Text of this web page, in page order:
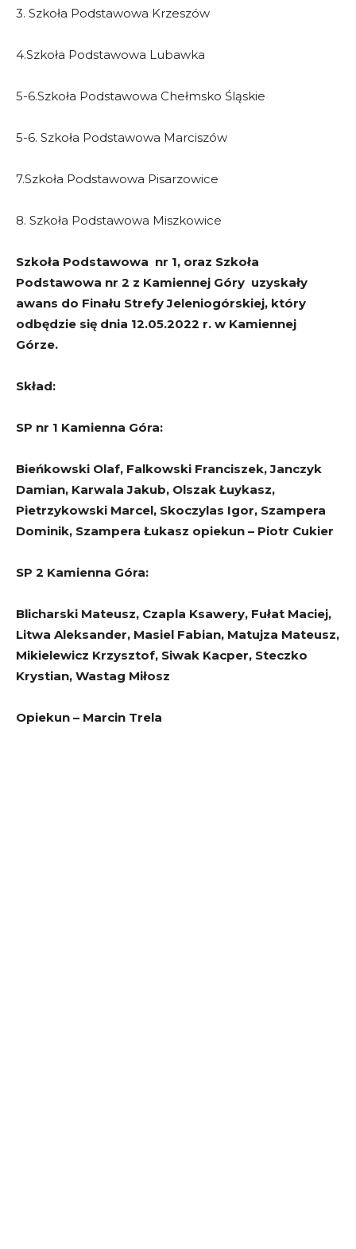
3. Szkoła Podstawowa Krzeszów
4.Szkoła Podstawowa Lubawka
5-6.Szkoła Podstawowa Chełmsko Śląskie
5-6. Szkoła Podstawowa Marciszów
7.Szkoła Podstawowa Pisarzowice
8. Szkoła Podstawowa Miszkowice
Szkoła Podstawowa nr 1, oraz Szkoła
Podstawowa nr 2 z Kamiennej Góry uzyskały
awans do Finału Strefy Jeleniogórskiej, który
odbędzie się dnia 12.05.2022 r. w Kamiennej
Górze.
Skład:
SP nr 1 Kamienna Góra:
Bieńkowski Olaf, Falkowski Franciszek, Janczyk
Damian, Karwala Jakub, Olszak Łuykasz,
Pietrzykowski Marcel, Skoczylas Igor, Szampera
Dominik, Szampera Łukasz opiekun – Piotr Cukier
SP 2 Kamienna Góra:
Blicharski Mateusz, Czapla Ksawery, Fułat Maciej,
Litwa Aleksander, Masiel Fabian, Matujza Mateusz,
Mikielewicz Krzysztof, Siwak Kacper, Steczko
Krystian, Wastag Miłosz
Opiekun – Marcin Trela